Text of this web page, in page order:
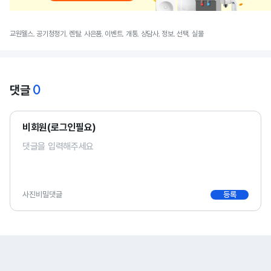
교원웰스, 공기청정기, 렌탈, 사은품, 이벤트, 개통, 상담사, 정보, 선택, 실물
댓글 0
비회원(로그인필요)
사진비밀댓글 등록